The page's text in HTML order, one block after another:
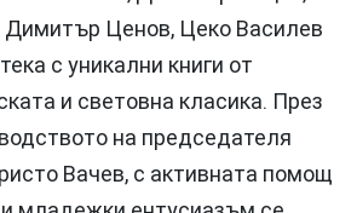
Димитър Ценов, Цеко Василев
с уникални книги от
и световна класика. През
на председателя
Вачев, с активната помощ